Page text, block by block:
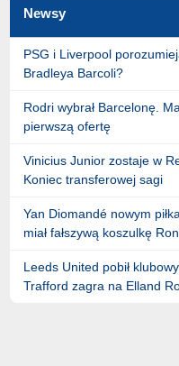
Newsy
PSG i Liverpool
Bradleya Barcoli?
Rodri wybrał Barcelonę.
pierwszą ofertę
Vinicius Junior zostaje w
Koniec transferowej sagi
Yan Diomandé nowym
miał fałszywą koszulkę
Leeds United pobił
Trafford zagra na Elland